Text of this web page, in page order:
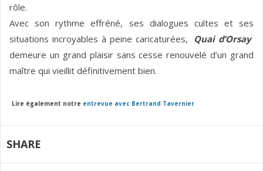
rôle.
Avec son rythme effréné, ses dialogues cultes et ses
situations incroyables à peine caricaturées,
Quai d’Orsay
demeure un grand plaisir sans cesse renouvelé d’un grand
maître qui vieillit définitivement bien.
Lire également notre entrevue avec Bertrand Tavernier
SHARE